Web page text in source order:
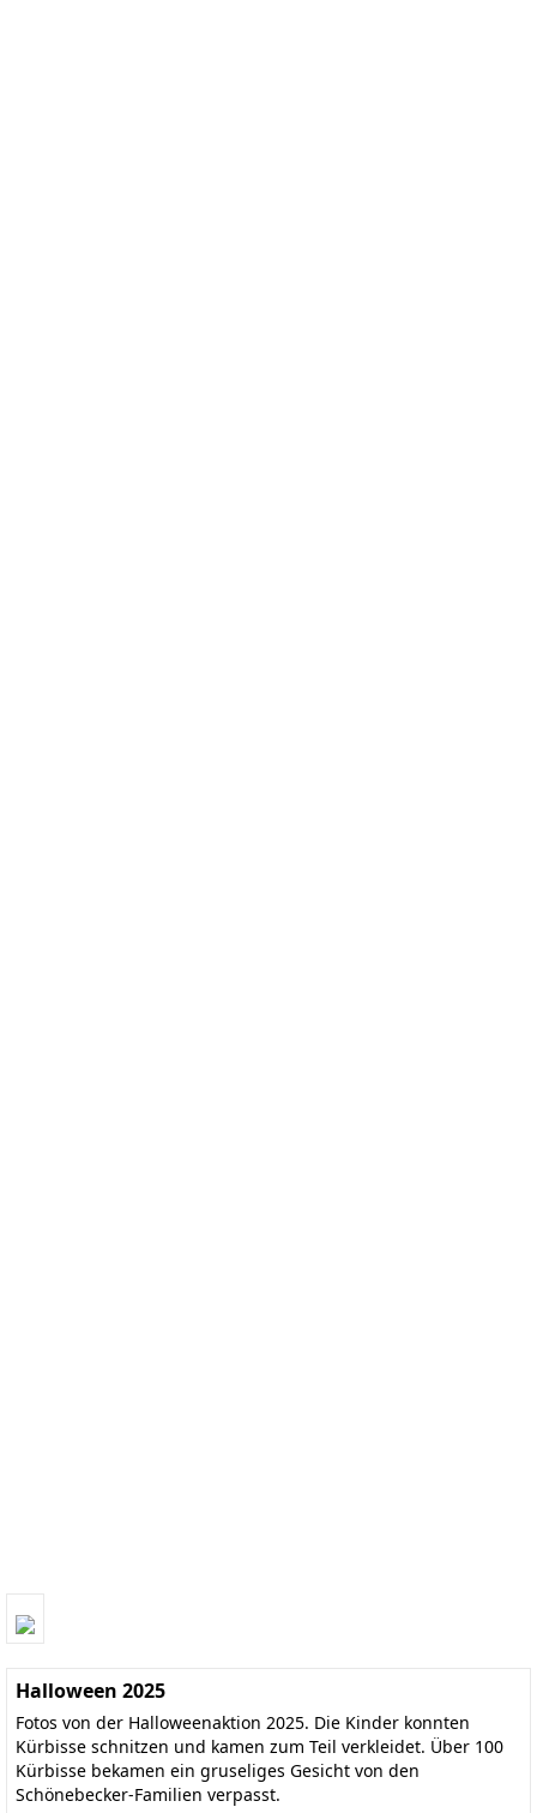
Halloween 2025
Fotos von der Halloweenaktion 2025. Die Kinder konnten
Kürbisse schnitzen und kamen zum Teil verkleidet. Über 100
Kürbisse bekamen ein gruseliges Gesicht von den
Schönebecker-Familien verpasst.